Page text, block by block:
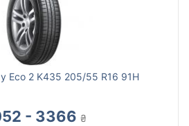
Eco 2 K435 205/55 R16 91H
- 3366 ₴